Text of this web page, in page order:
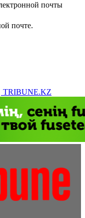
почты
почте.
TRIBUNE.KZ